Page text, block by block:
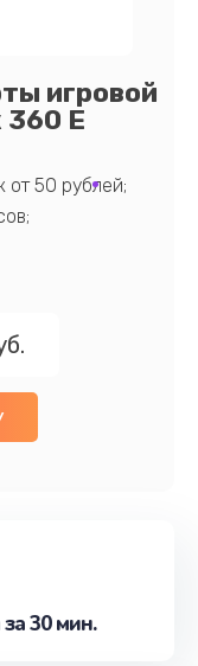
игровой
360 E
от 50 рублей;
30 мин.